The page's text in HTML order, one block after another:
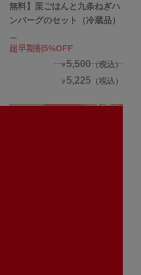
無料】栗ごはんと九条ねぎハ
ンバーグのセット（冷蔵品）
超早期割5%OFF
￥5,500（税込）
￥ 5,225 （税込）